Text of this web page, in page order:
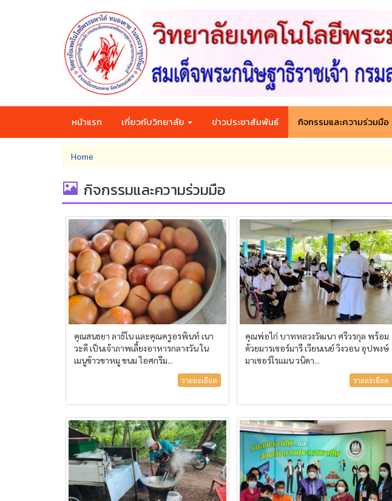
หน้าแรก เกี่ยวกับวิทยาลัย ข่าวประชาสัมพันธ์ กิจกรรมและความร่วมมือ
You
are
here
Home
กิจกรรมและความร่วมมือ
คุณสนธยา ลาธิโน และคุณครูอรพินท์ เนา
วะดี เป็นเจ้าภาพเลี้ยงอาหารกลางวัน ใน
เมนูข้าวขาหมู ขนม ไอศกรีม...
รายละเอียด
คุณพ่อไก่ บาทหลวงวัฒนา ศรีวรกุล พร้อม
ด้วยมารเซอร์มารี เวียนเนย์ วิงวอน อุปพงษ์
มาเซอร์โรแมน วนิดา...
รายละเอียด